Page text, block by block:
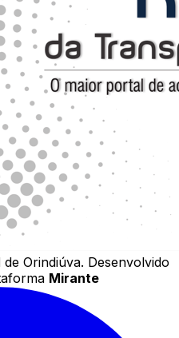
Orindiúva. Desenvolvido
Mirante